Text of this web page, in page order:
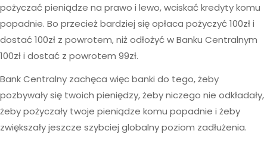
pożyczać pieniądze na prawo i lewo, wciskać kredyty komu
popadnie. Bo przecież bardziej się opłaca pożyczyć 100zł i
dostać 100zł z powrotem, niż odłożyć w Banku Centralnym
100zł i dostać z powrotem 99zł.
Bank Centralny zachęca więc banki do tego, żeby
pozbywały się twoich pieniędzy, żeby niczego nie odkładały,
żeby pożyczały twoje pieniądze komu popadnie i żeby
zwiększały jeszcze szybciej globalny poziom zadłużenia.